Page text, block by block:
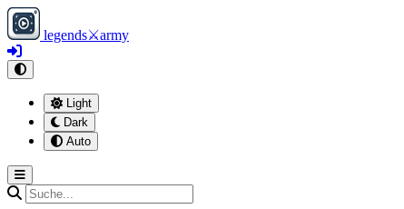
legends⚔army
Light
Dark
Auto